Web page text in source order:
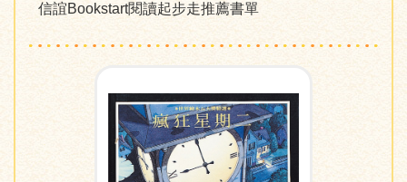
信誼Bookstart閱讀起步走推薦書單